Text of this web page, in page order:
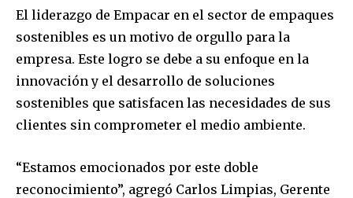
El liderazgo de Empacar en el sector de empaques
sostenibles es un motivo de orgullo para la
empresa. Este logro se debe a su enfoque en la
innovación y el desarrollo de soluciones
sostenibles que satisfacen las necesidades de sus
clientes sin comprometer el medio ambiente.
“Estamos emocionados por este doble
reconocimiento”, agregó Carlos Limpias, Gerente